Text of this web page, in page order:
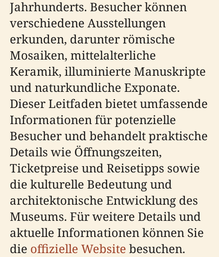
Jahrhunderts. Besucher können
verschiedene Ausstellungen
erkunden, darunter römische
Mosaiken, mittelalterliche
Keramik, illuminierte Manuskripte
und naturkundliche Exponate.
Dieser Leitfaden bietet umfassende
Informationen für potenzielle
Besucher und behandelt praktische
Details wie Öffnungszeiten,
Ticketpreise und Reisetipps sowie
die kulturelle Bedeutung und
architektonische Entwicklung des
Museums. Für weitere Details und
aktuelle Informationen können Sie
die offizielle Website besuchen.